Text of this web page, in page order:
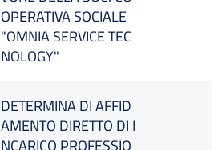
OPERATIVA SOCIALE
"OMNIA SERVICE TEC
NOLOGY"
DETERMINA DI AFFID
AMENTO DIRETTO DI I
NCARICO PROFESSIO